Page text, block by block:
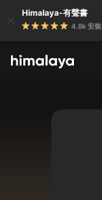
Himalaya-有聲書
4.8k 安裝